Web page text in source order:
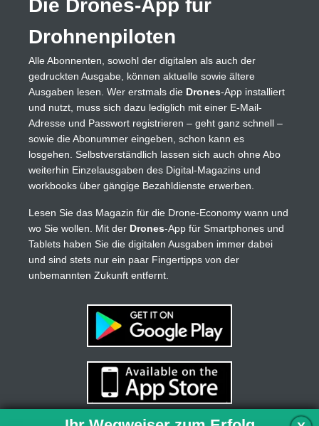
Die Drones-App für
Drohnenpiloten
Alle Abonnenten, sowohl der digitalen als auch der
gedruckten Ausgabe, können aktuelle sowie ältere
Ausgaben lesen. Wer erstmals die Drones-App installiert
und nutzt, muss sich dazu lediglich mit einer E-Mail-
Adresse und Passwort registrieren – geht ganz schnell –
sowie die Abonummer eingeben, schon kann es
losgehen. Selbstverständlich lassen sich auch ohne Abo
weiterhin Einzelausgaben des Digital-Magazins und
workbooks über gängige Bezahldienste erwerben.
Lesen Sie das Magazin für die Drone-Economy wann und
wo Sie wollen. Mit der Drones-App für Smartphones und
Tablets haben Sie die digitalen Ausgaben immer dabei
und sind stets nur ein paar Fingertipps von der
unbemannten Zukunft entfernt.